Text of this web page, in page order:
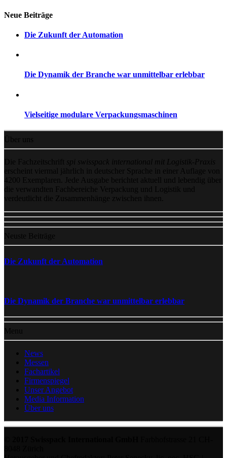
Neue Beiträge
Die Zukunft der Automation
Die Dynamik der Branche war unmittelbar erlebbar
Vielseitige modulare Verpackungsmaschinen
Über uns
Die Fachzeitschrift
spi swisspack international mit Logistik-Praxis
erscheint viermal jährlich in deutscher Sprache in einer Auflage von
4200 Exemplaren. Jede Ausgabe berichtet aktuell und lebendig über
die verwandten Fachbereiche Verpackung und Logistik und
verdeutlicht die Zusammenhänge zwischen ihnen.
Neuste Beiträge
Die Zukunft der Automation
Die Dynamik der Branche war unmittelbar erlebbar
Menu
News
Messen
Fachartikel
Firmenspiegel
Unser Angebot
Media Information
Über uns